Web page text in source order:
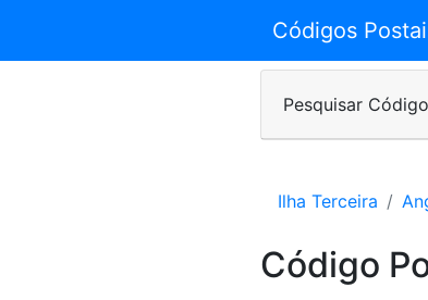
Códigos
Pesquisar
Ilha Terceira
Código